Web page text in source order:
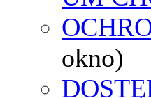
okno)